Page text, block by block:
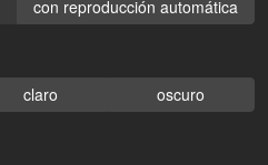
con reproducción automática
claro oscuro